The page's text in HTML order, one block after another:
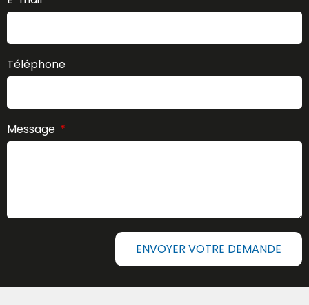
Téléphone
Message
ENVOYER VOTRE DEMANDE